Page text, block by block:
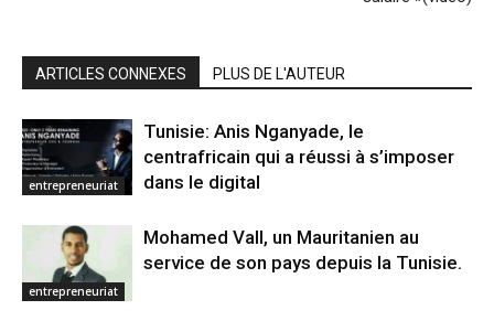
ARTICLES CONNEXES PLUS DE L'AUTEUR
entrepreneuriat
Tunisie: Anis Nganyade, le
centrafricain qui a réussi à s’imposer
dans le digital
entrepreneuriat
Mohamed Vall, un Mauritanien au
service de son pays depuis la Tunisie.